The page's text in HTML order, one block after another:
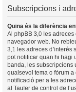
Subscripcions i
Quina és la diferència
Al phpBB 3,0 les adreces
navegador web. No
3,1 les adreces d’interès
pot notificar quan hi hagi
banda, les subscripcions
qualsevol tema o fòrum a
notificació per a les
al Tauler de control de